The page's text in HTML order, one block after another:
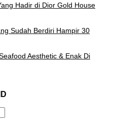
Hadir di Dior Gold House
Sudah Berdiri Hampir 30
Aesthetic & Enak Di